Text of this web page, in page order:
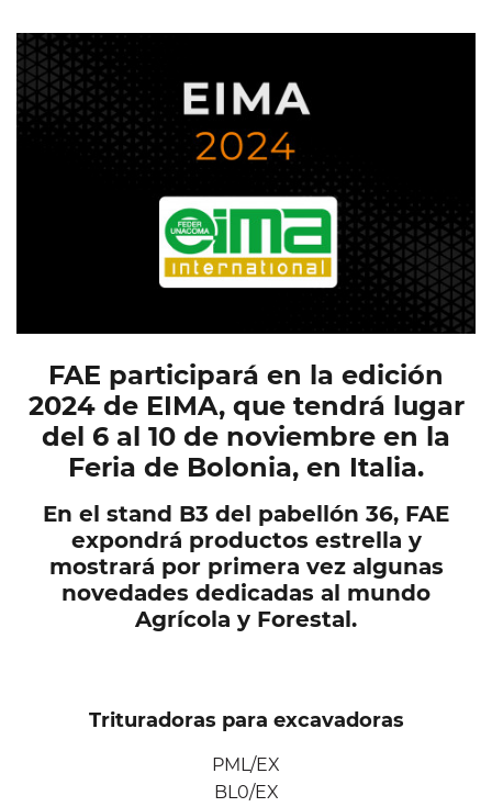
FAE participará en la edición
2024 de EIMA, que tendrá lugar
del 6 al 10 de noviembre en la
Feria de Bolonia, en Italia.
En el stand B3 del pabellón 36, FAE
expondrá productos estrella y
mostrará por primera vez algunas
novedades dedicadas al mundo
Agrícola y Forestal.
Trituradoras para excavadoras
PML/EX
BL0/EX